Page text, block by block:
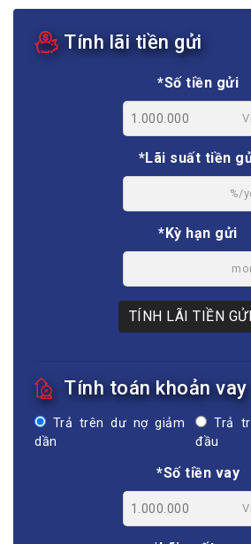
Tính lãi tiền gửi
*Số tiền gửi
*Lãi suất tiền
%/
*Kỳ hạn gửi
TÍNH LÃI TIỀN GỬI
Tính toán khoản vay
Trả trên dư nợ giảm
dần
Trả
đầu
*Số tiền vay